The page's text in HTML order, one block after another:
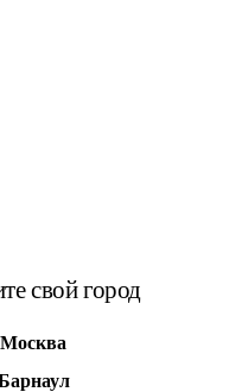
свой город
Москва